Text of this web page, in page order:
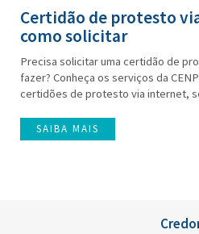
Certidão de protesto
como solicitar
Precisa solicitar uma certidão de
fazer? Conheça os serviços da
certidões de protesto via internet,
SAIBA MAIS